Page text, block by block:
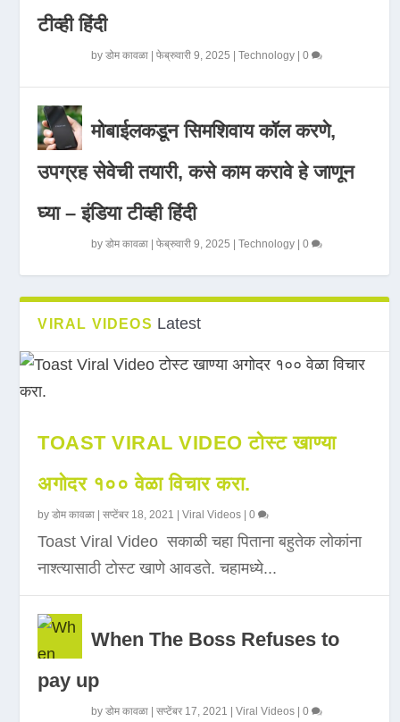
टीव्ही हिंदी
byडोम कावळा |फेब्रुवारी 9, 2025 |Technology |0
मोबाईलकडून सिमशिवाय कॉल करणे,
उपग्रह सेवेची तयारी, कसे काम करावे हे जाणून
घ्या – इंडिया टीव्ही हिंदी
byडोम कावळा |फेब्रुवारी 9, 2025 |Technology |0
VIRAL VIDEOS Latest
TOAST VIRAL VIDEO टोस्ट खाण्या
अगोदर १०० वेळा विचार करा.
byडोम कावळा |सप्टेंबर 18, 2021 |Viral Videos |0
Toast Viral Video सकाळी चहा पिताना बहुतेक लोकांना
नाश्त्यासाठी टोस्ट खाणे आवडते. चहामध्ये...
When The Boss Refuses to
pay up
byडोम कावळा |सप्टेंबर 17, 2021 |Viral Videos |0